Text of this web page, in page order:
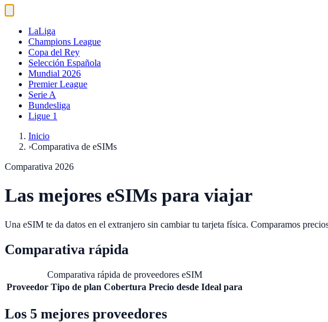
LaLiga
Champions League
Copa del Rey
Selección Española
Mundial 2026
Premier League
Serie A
Bundesliga
Ligue 1
Inicio
›Comparativa de eSIMs
Comparativa 2026
Las mejores eSIMs para viajar
Una eSIM te da datos en el extranjero sin cambiar tu tarjeta física. Comparamos
Comparativa rápida
Comparativa rápida de proveedores eSIM
Proveedor Tipo de plan Cobertura Precio desde Ideal para
Los 5 mejores proveedores